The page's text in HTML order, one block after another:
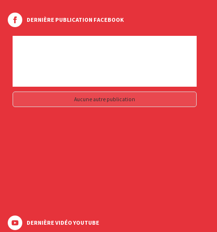
DERNIÈRE PUBLICATION FACEBOOK
Aucune autre publication
DERNIÈRE VIDÉO YOUTUBE